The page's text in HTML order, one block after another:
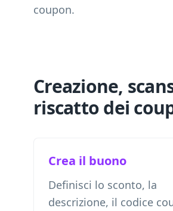
coupon.
Creazione,
riscatto dei
Crea il buono
Definisci lo sconto, la
descrizione, il codice